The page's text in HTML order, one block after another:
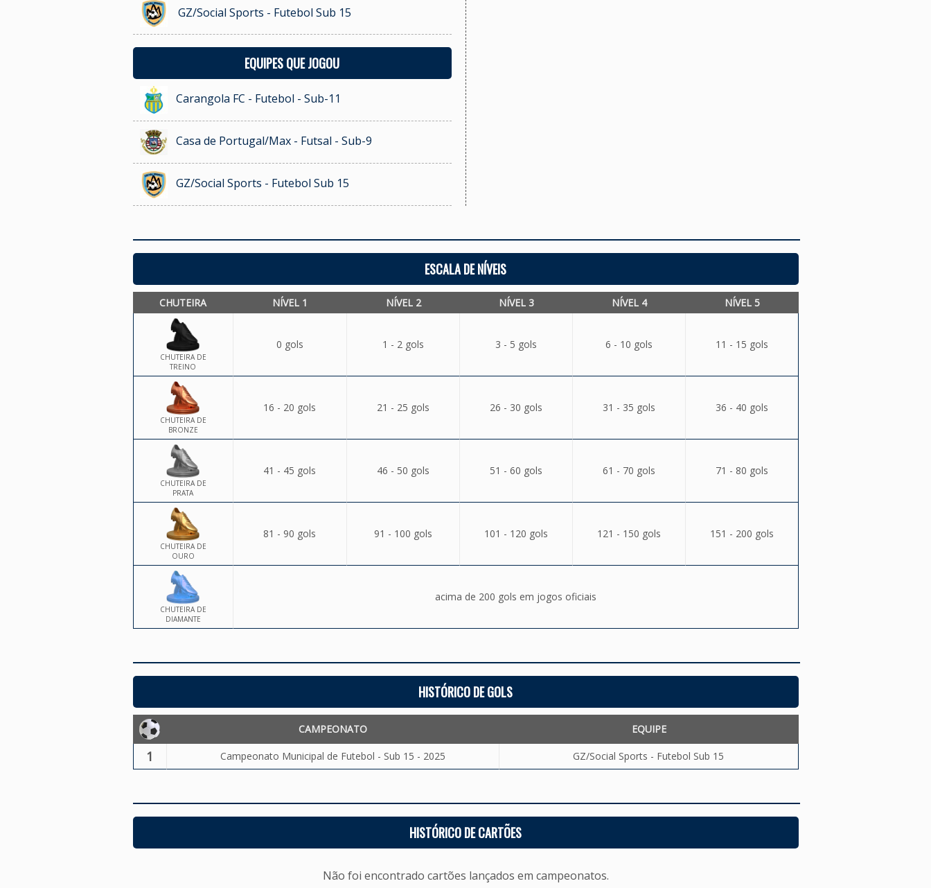
GZ/Social Sports - Futebol Sub 15
EQUIPES QUE JOGOU
Carangola FC - Futebol - Sub-11
Casa de Portugal/Max - Futsal - Sub-9
GZ/Social Sports - Futebol Sub 15
ESCALA DE NÍVEIS
CHUTEIRA NÍVEL 1 NÍVEL 2 NÍVEL 3 NÍVEL 4 NÍVEL 5
CHUTEIRA DE
TREINO
0 gols 1 - 2 gols 3 - 5 gols 6 - 10 gols 11 - 15 gols
CHUTEIRA DE
BRONZE
16 - 20 gols 21 - 25 gols 26 - 30 gols 31 - 35 gols 36 - 40 gols
CHUTEIRA DE
PRATA
41 - 45 gols 46 - 50 gols 51 - 60 gols 61 - 70 gols 71 - 80 gols
CHUTEIRA DE
OURO
81 - 90 gols 91 - 100 gols 101 - 120 gols 121 - 150 gols 151 - 200 gols
CHUTEIRA DE
DIAMANTE
acima de 200 gols em jogos oficiais
HISTÓRICO DE GOLS
CAMPEONATO EQUIPE
1 Campeonato Municipal de Futebol - Sub 15 - 2025 GZ/Social Sports - Futebol Sub 15
HISTÓRICO DE CARTÕES
Não foi encontrado cartões lançados em campeonatos.